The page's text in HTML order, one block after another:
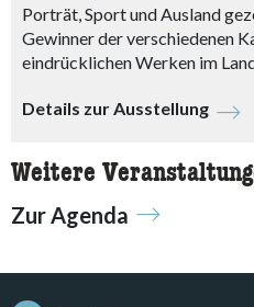
Porträt, Sport und Ausland
Gewinner der verschiedenen
eindrücklichen Werken im
Details zur Ausstellung
Weitere
Zur Agenda